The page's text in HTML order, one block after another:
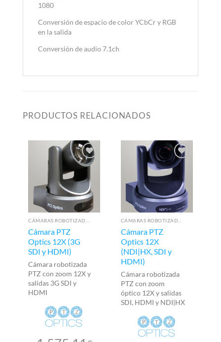
1080
Conversión de espacio de color YCbCr y RGB
en la salida
Conversión de audio7.1ch
PRODUCTOS RELACIONADOS
Cámara PTZ
Optics 12X (3G
SDI y HDMI)
Cámara robotizada
PTZ con zoom 12X y
salidas 3G SDI y
HDMI
Cámara PTZ
Optics 12X
(NDI|HX, SDI y
HDMI)
Cámara robotizada
PTZ con zoom
óptico 12X y salidas
SDI, HDMI y NDI|HX